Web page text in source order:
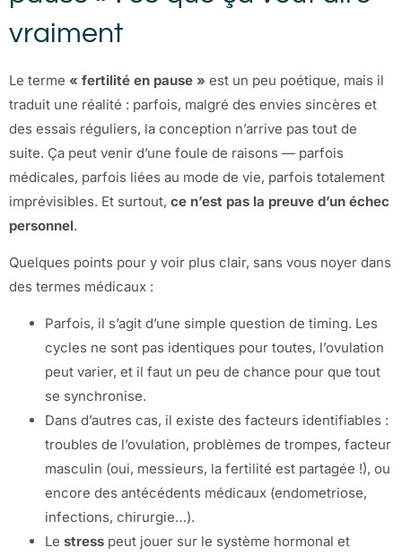
vraiment
Le terme « fertilité en pause » est un peu poétique, mais il
traduit une réalité : parfois, malgré des envies sincères et
des essais réguliers, la conception n’arrive pas tout de
suite. Ça peut venir d’une foule de raisons — parfois
médicales, parfois liées au mode de vie, parfois totalement
imprévisibles. Et surtout, ce n’est pas la preuve d’un échec
personnel.
Quelques points pour y voir plus clair, sans vous noyer dans
des termes médicaux :
Parfois, il s’agit d’une simple question de timing. Les
cycles ne sont pas identiques pour toutes, l’ovulation
peut varier, et il faut un peu de chance pour que tout
se synchronise.
Dans d’autres cas, il existe des facteurs identifiables :
troubles de l’ovulation, problèmes de trompes, facteur
masculin (oui, messieurs, la fertilité est partagée !), ou
encore des antécédents médicaux (endometriose,
infections, chirurgie…).
Le stress peut jouer sur le système hormonal et